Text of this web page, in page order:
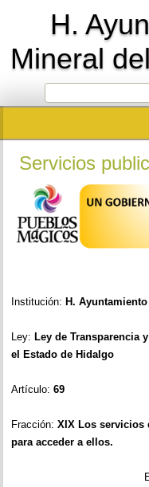
H.
Mineral
Servicios
Institución: H.
Ley: Ley de Transparencia
el Estado de Hidalgo
Artículo:69
Fracción:XIX Los servicios
para acceder a ellos.